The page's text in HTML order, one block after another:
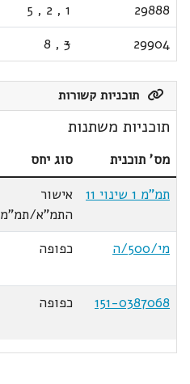
29888
1
,
2
,
5
29904
3
,
8
תוכניות קשורות
תוכניות משתנות
מס' תוכנית סוג יחס
תמ"מ 1 שינוי 11
אישור
התמ"א/תמ"מ
מי/500/ה
כפופה
151-0387068
כפופה